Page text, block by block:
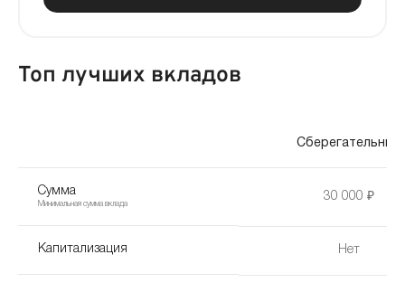
Топ лучших вкладов
Сберегательный
Сумма
Минимальная сумма вклада
30 000 ₽
Капитализация Нет